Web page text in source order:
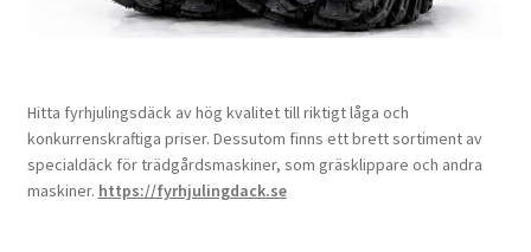
Hitta fyrhjulingsdäck av hög kvalitet till riktigt låga och
konkurrenskraftiga priser. Dessutom finns ett brett sortiment av
specialdäck för trädgårdsmaskiner, som gräsklippare och andra
maskiner. https://fyrhjulingdack.se